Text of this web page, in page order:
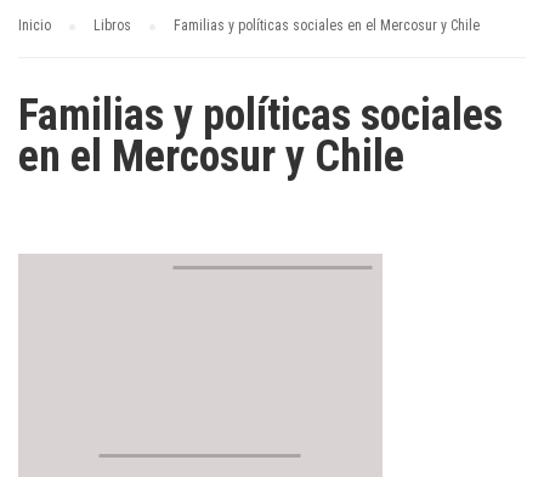
Inicio Libros Familias y políticas sociales en el Mercosur y Chile
Familias y políticas sociales
en el Mercosur y Chile